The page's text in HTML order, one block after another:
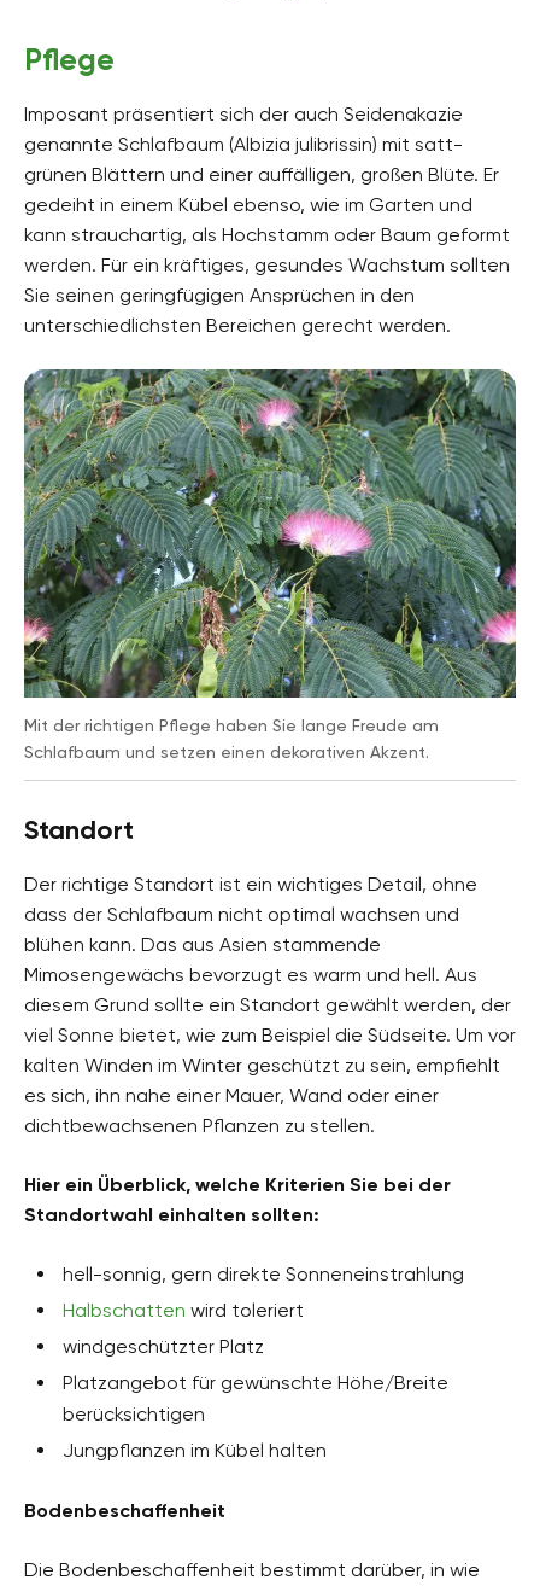
pH-Wert
neutral, schwach sauer
Kalktolerant
Humus
humusreich
Ja
Pflanzenfamilien
Hülsenfrüchtler, Fabaceae
Pflanzenarten
Kleinbäume, Laubbäume, Kübelpflanzen,
Balkonpflanzen
Gartenstil
Wintergarten, Dachgarten, Innenhof, Topfgarten
Pflege
Imposant präsentiert sich der auch Seidenakazie
genannte Schlafbaum (Albizia julibrissin) mit satt-
grünen Blättern und einer auffälligen, großen Blüte. Er
gedeiht in einem Kübel ebenso, wie im Garten und
kann strauchartig, als Hochstamm oder Baum geformt
werden. Für ein kräftiges, gesundes Wachstum sollten
Sie seinen geringfügigen Ansprüchen in den
unterschiedlichsten Bereichen gerecht werden.
Mit der richtigen Pflege haben Sie lange Freude am
Schlafbaum und setzen einen dekorativen Akzent.
Standort
Der richtige Standort ist ein wichtiges Detail, ohne
dass der Schlafbaum nicht optimal wachsen und
blühen kann. Das aus Asien stammende
Mimosengewächs bevorzugt es warm und hell. Aus
diesem Grund sollte ein Standort gewählt werden, der
viel Sonne bietet, wie zum Beispiel die Südseite. Um vor
kalten Winden im Winter geschützt zu sein, empfiehlt
es sich, ihn nahe einer Mauer, Wand oder einer
dichtbewachsenen Pflanzen zu stellen.
Hier ein Überblick, welche Kriterien Sie bei der
Standortwahl einhalten sollten:
hell-sonnig, gern direkte Sonneneinstrahlung
Halbschatten wird toleriert
windgeschützter Platz
Platzangebot für gewünschte Höhe/Breite
berücksichtigen
Jungpflanzen im Kübel halten
Bodenbeschaffenheit
Die Bodenbeschaffenheit bestimmt darüber, in wie